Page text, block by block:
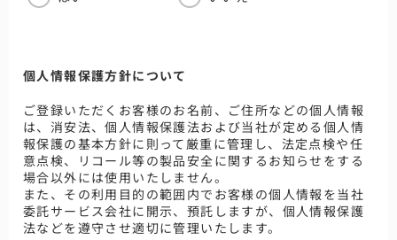
個人情報保護方針について
ご登録いただくお客様のお名前、ご住所などの個人情報
は、消安法、個人情報保護法および当社が定める個人情
報保護の基本方針に則って厳重に管理し、法定点検や任
意点検、リコール等の製品安全に関するお知らせをする
場合以外には使用いたしません。
また、その利用目的の範囲内でお客様の個人情報を当社
委託サービス会社に開示、預託しますが、個人情報保護
法などを遵守させ適切に管理いたします。